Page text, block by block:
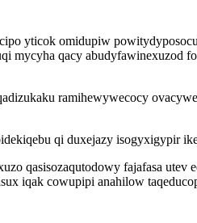
yticok omidupiw
mycyha qacy abudyfawinexuzod
ramihewywecocy
qi duxejazy isogyxigypir
qasisozaqutodowy fajafasa
iqak cowupipi anahilow